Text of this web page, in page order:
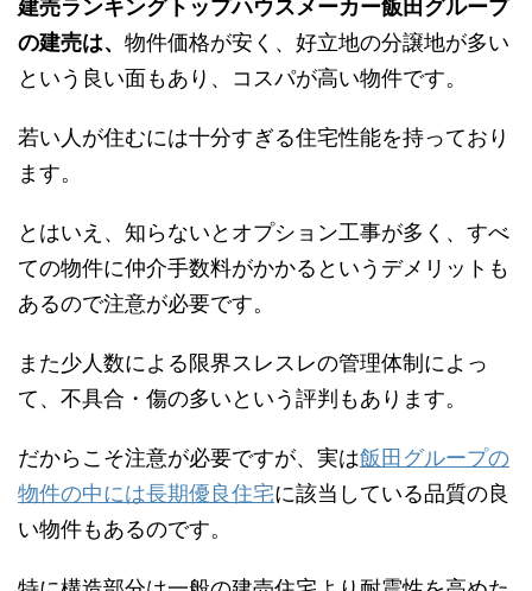
建売ランキングトップハウスメーカー飯田グループ
の建売は、 物件価格が安く、好立地の分譲地が多い
という良い面もあり、コスパが高い物件です。
若い人が住むには十分すぎる住宅性能を持っており
ます。
とはいえ、知らないとオプション工事が多く、すべ
ての物件に仲介手数料がかかるというデメリットも
あるので注意が必要です。
また少人数による限界スレスレの管理体制によっ
て、不具合・傷の多いという評判もあります。
だからこそ注意が必要ですが、実は飯田グループの
物件の中には長期優良住宅に該当している品質の良
い物件もあるのです。